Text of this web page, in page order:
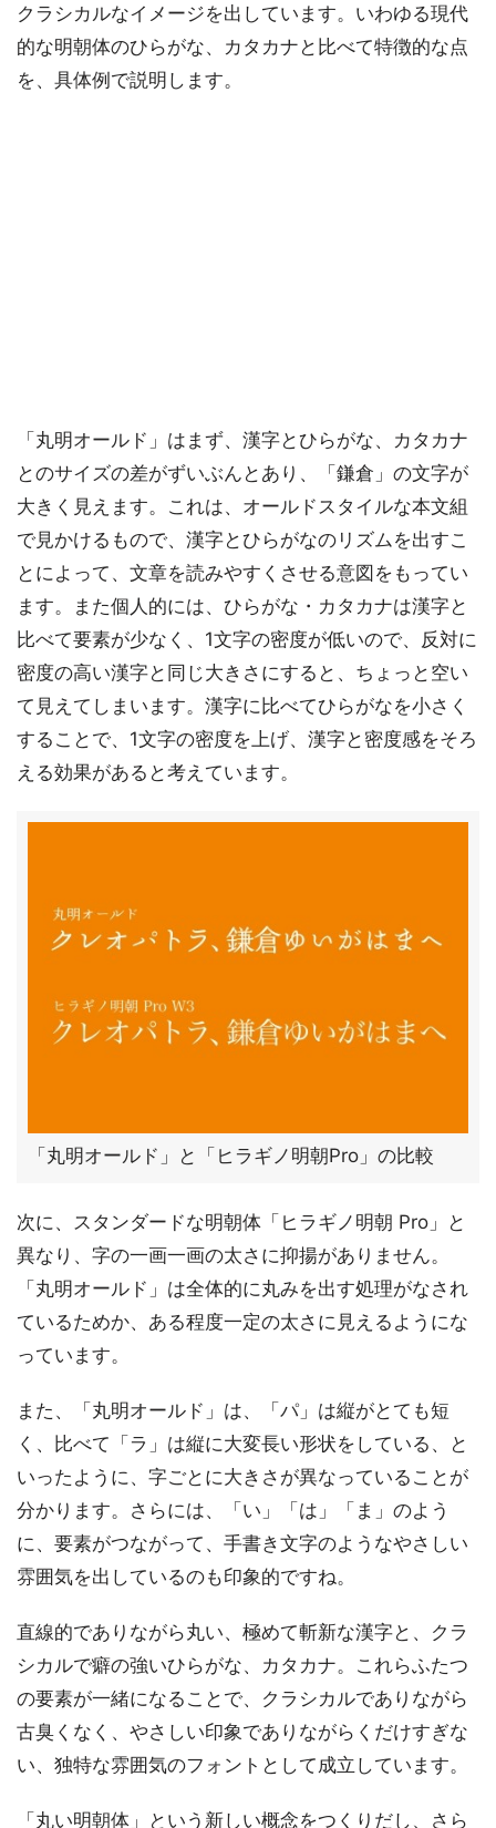
クラシカルなイメージを出しています。いわゆる現代
的な明朝体のひらがな、カタカナと比べて特徴的な点
を、具体例で説明します。
「丸明オールド」はまず、漢字とひらがな、カタカナ
とのサイズの差がずいぶんとあり、「鎌倉」の文字が
大きく見えます。これは、オールドスタイルな本文組
で見かけるもので、漢字とひらがなのリズムを出すこ
とによって、文章を読みやすくさせる意図をもってい
ます。また個人的には、ひらがな・カタカナは漢字と
比べて要素が少なく、1文字の密度が低いので、反対に
密度の高い漢字と同じ大きさにすると、ちょっと空い
て見えてしまいます。漢字に比べてひらがなを小さく
することで、1文字の密度を上げ、漢字と密度感をそろ
える効果があると考えています。
「丸明オールド」と「ヒラギノ明朝Pro」の比較
次に、スタンダードな明朝体「ヒラギノ明朝 Pro」と
異なり、字の一画一画の太さに抑揚がありません。
「丸明オールド」は全体的に丸みを出す処理がなされ
ているためか、ある程度一定の太さに見えるようにな
っています。
また、「丸明オールド」は、「パ」は縦がとても短
く、比べて「ラ」は縦に大変長い形状をしている、と
いったように、字ごとに大きさが異なっていることが
分かります。さらには、「い」「は」「ま」のよう
に、要素がつながって、手書き文字のようなやさしい
雰囲気を出しているのも印象的ですね。
直線的でありながら丸い、極めて斬新な漢字と、クラ
シカルで癖の強いひらがな、カタカナ。これらふたつ
の要素が一緒になることで、クラシカルでありながら
古臭くなく、やさしい印象でありながらくだけすぎな
い、独特な雰囲気のフォントとして成立しています。
「丸い明朝体」という新しい概念をつくりだし、さら